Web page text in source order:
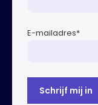
E-mailadres*